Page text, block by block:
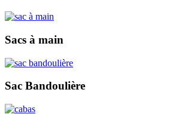
Sacs à main
Sac Bandoulière